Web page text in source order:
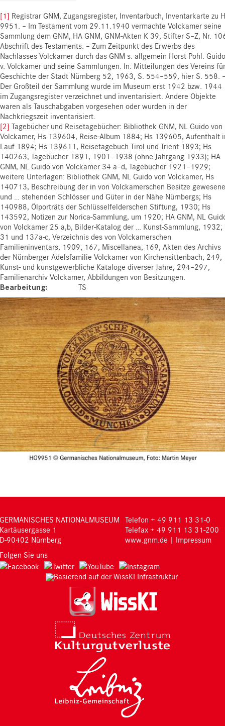
[1] Registrar GNM, Zugangsregister, Inventarbuch, Inventarkarte zu
9951. – Im Testament vom 29.11.1940 vermachte Volckamer seine
Sammlung dem GNM, HA GNM, GNM-Akten K 39, Stifter S–Z, Nr.
Abschrift des Testaments. – Zum Zeitpunkt des Erwerbs des
Nachlasses Volckamer durch das GNM s. allgemein Horst Pohl: Guido
v. Volckamer und seine Sammlungen. In: Mitteilungen des Vereins für
Geschichte der Stadt Nürnberg 52, 1963, S. 554–559, hier S. 558.
Der Großteil der Sammlung wurde im Museum erst 1942 bzw. 1944
im Zugangsregister verzeichnet und inventarisiert. Andere Objekte
waren als Tauschabgaben vorgesehen oder wurden in der
Nachkriegszeit inventarisiert.
[2] Tagebücher und Reisetagebücher: Bibliothek GNM, NL Guido von
Volckamer, Hs 139604, Reise-Album 1884; Hs 139605, Aufenthalt
Lauf 1894; Hs 139611, Reisetagebuch Tirol und Trient 1893; Hs
140263, Tagebücher 1891, 1901–1938 (ohne Jahrgang 1933); HA
GNM, NL Guido von Volckamer 34 a–d, Tagebücher 1921–1929;
weitere Unterlagen: Bibliothek GNM, NL Guido von Volckamer, Hs
140713, Beschreibung der in von Volckamerschen Besitze
und … stehenden Schlösser und Güter in der Nähe Nürnbergs; Hs
140988, Ölporträts der Schlüsselfelderschen Stiftung, 1930; Hs
143592, Notizen zur Norica-Sammlung, um 1920; HA GNM, NL
von Volckamer 25 a,b, Bilder-Katalog der … Kunst-Sammlung, 1932;
31 und 137a-c, Verzeichnis des von Volckamerschen
Familieninventars, 1909; 167, Miscellanea; 169, Akten des Archivs
der Nürnberger Adelsfamilie Volckamer von Kirchensittenbach; 249,
Kunst- und kunstgewerbliche Kataloge diverser Jahre; 294–297,
Familienarchiv Volckamer, Abbildungen von Besitzungen.
Bearbeitung TS
GERMANISCHES NATIONALMUSEUM
Kartäusergasse 1
D-90402 Nürnberg
Telefon + 49 911 13 31-0
Telefax + 49 911 13 31-200
www.gnm.de | Impressum
Folgen Sie uns
Basierend auf der WissKI Infrastruktur